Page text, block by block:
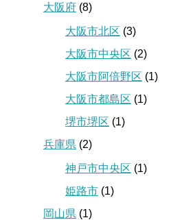
大阪府 (8)
大阪市北区 (3)
大阪市中央区 (2)
大阪市阿倍野区 (1)
大阪市都島区 (1)
堺市堺区 (1)
兵庫県 (2)
神戸市中央区 (1)
姫路市 (1)
岡山県 (1)